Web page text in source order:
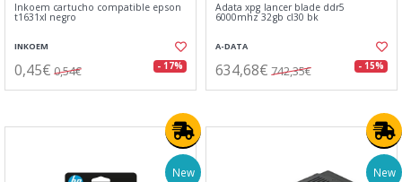
Inkoem cartucho compatible epson
t1631xl negro
INKOEM
0,45€ 0,54€ - 17%
Adata xpg lancer blade ddr5
6000mhz 32gb cl30 bk
A-DATA
634,68€ 742,35€ - 15%
New New